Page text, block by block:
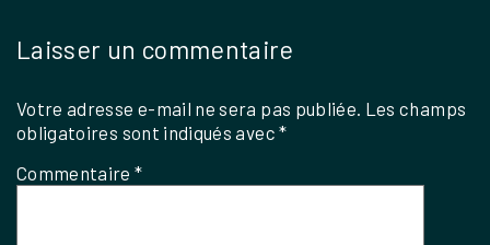
Laisser un commentaire
Votre adresse e-mail ne sera pas publiée. Les champs
obligatoires sont indiqués avec*
Commentaire*